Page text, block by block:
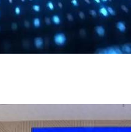
14311.01 200.89